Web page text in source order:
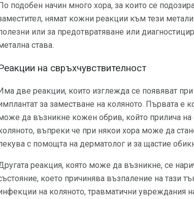
По подобен начин много хора, за които се
нямат кожни реакции към тези
или за предотвратяване или
става.
на свръхчувствителност
две реакции, които изглежда се появяват
за заместване на коляното. Първата е
да възникне кожен обрив, който прилича на
въпреки че при някои хора може да
с помощта на дерматолог и за щастие
реакция, която може да възникне, се
което причинява възпаление на тази
на коляното, травматични увреждания